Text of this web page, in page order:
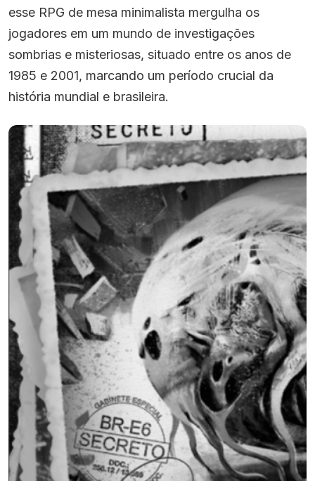
esse RPG de mesa minimalista mergulha os
jogadores em um mundo de investigações
sombrias e misteriosas, situado entre os anos de
1985 e 2001, marcando um período crucial da
história mundial e brasileira.